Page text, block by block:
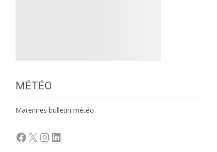
MÉTÉO
Marennes bulletin météo
Facebook
X Instagram
LinkedIn